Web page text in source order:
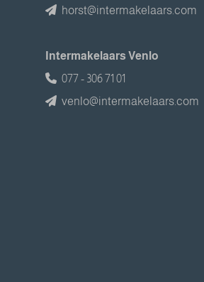
horst@intermakelaars.com
Intermakelaars Venlo
077 - 306 71 01
venlo@intermakelaars.com